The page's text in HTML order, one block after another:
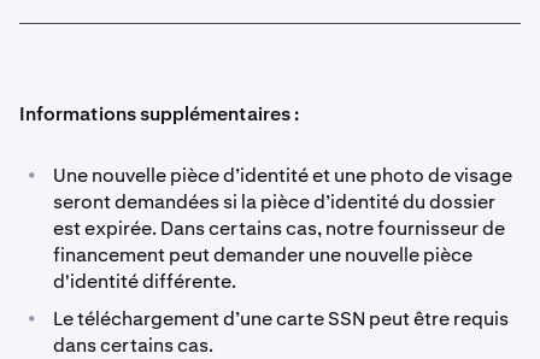
Informations supplémentaires :
•
Une nouvelle pièce d’identité et une photo de visage
seront demandées si la pièce d’identité du dossier
est expirée. Dans certains cas, notre fournisseur de
financement peut demander une nouvelle pièce
d'identité différente.
•
Le téléchargement d’une carte SSN peut être requis
dans certains cas.